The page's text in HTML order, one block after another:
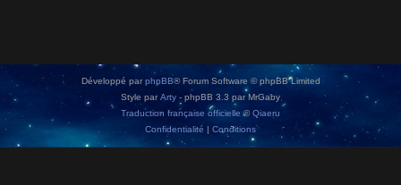
Développé par phpBB® Forum Software © phpBB Limited
Style parArty - phpBB 3.3 par MrGaby
Traduction française officielle ©Qiaeru
Confidentialité | Conditions